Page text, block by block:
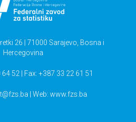
26 | 71000 Sarajevo, Bosna i
Hercegovina
52 | Fax: +387 33 22 61 51
| Web: www.fzs.ba